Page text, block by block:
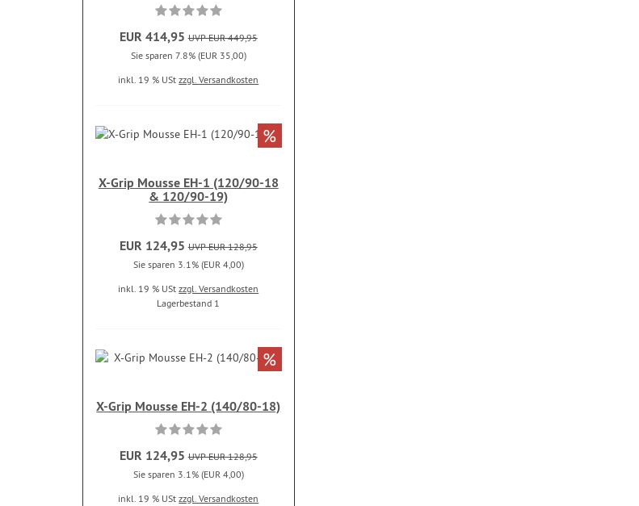
EUR 414,95 UVP EUR 449,95
Sie sparen 7.8% (EUR 35,00)
inkl. 19 % UStzzgl. Versandkosten
X-Grip Mousse EH-1 (120/90-18
& 120/90-19)
EUR 124,95 UVP EUR 128,95
Sie sparen 3.1% (EUR 4,00)
inkl. 19 % UStzzgl. Versandkosten
Lagerbestand 1
%
X-Grip Mousse EH-2 (140/80-18)
EUR 124,95 UVP EUR 128,95
Sie sparen 3.1% (EUR 4,00)
inkl. 19 % UStzzgl. Versandkosten
%